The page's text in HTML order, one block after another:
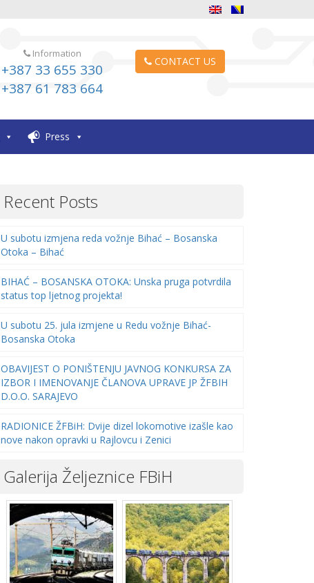
Information
+387 33 655 330
+387 61 783 664
CONTACT US
Press
Recent Posts
U subotu izmjena reda vožnje Bihać – Bosanska
Otoka – Bihać
BIHAĆ – BOSANSKA OTOKA: Unska pruga potvrdila
status top ljetnog projekta!
U subotu 25. jula izmjene u Redu vožnje Bihać-
Bosanska Otoka
OBAVIJEST O PONIŠTENJU JAVNOG KONKURSA ZA
IZBOR I IMENOVANJE ČLANOVA UPRAVE JP ŽFBIH
D.O.O. SARAJEVO
RADIONICE ŽFBiH: Dvije dizel lokomotive izašle kao
nove nakon opravki u Rajlovcu i Zenici
Galerija Željeznice FBiH